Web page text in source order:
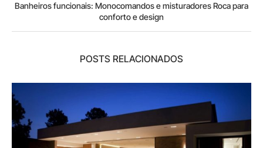
Banheiros funcionais: Monocomandos e misturadores Roca para
conforto e design
POSTS RELACIONADOS